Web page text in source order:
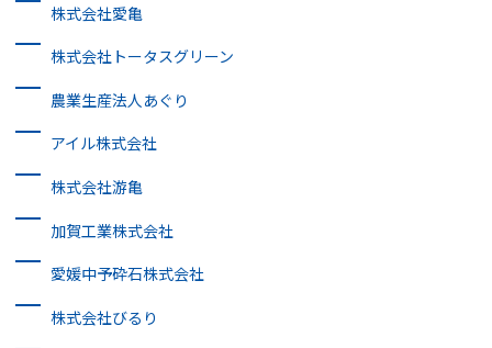
株式会社愛亀
株式会社トータスグリーン
農業生産法人あぐり
アイル株式会社
株式会社游亀
加賀工業株式会社
愛媛中予砕石株式会社
株式会社びるり